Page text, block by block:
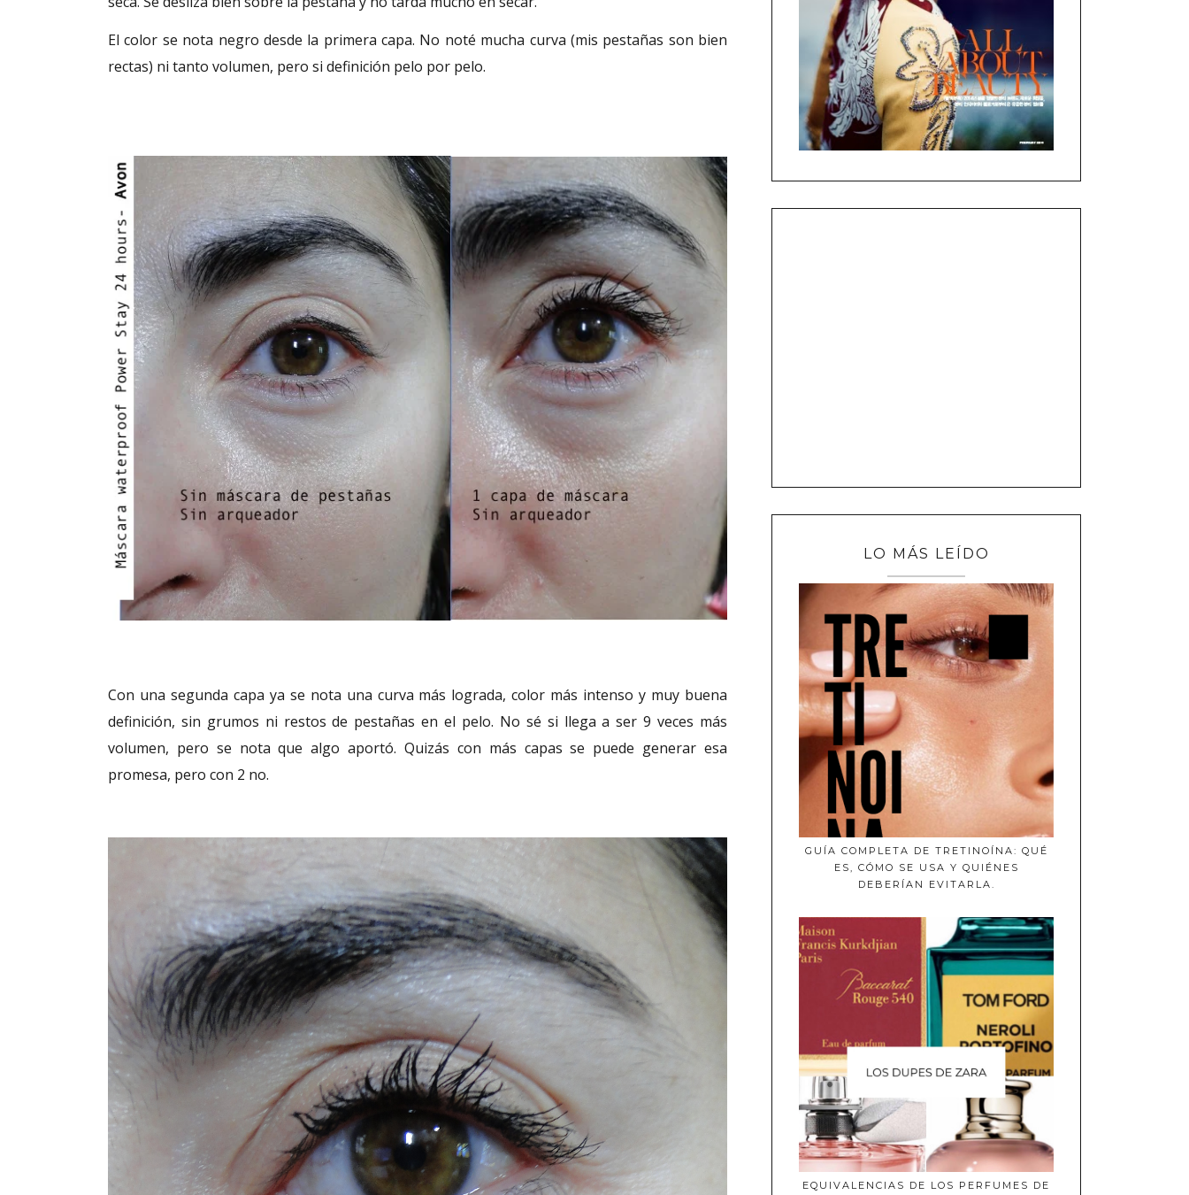
El color se nota negro desde la primera capa. No noté mucha curva (mis pestañas son bien
rectas) ni tanto volumen, pero si definición pelo por pelo.
Con una segunda capa ya se nota una curva más lograda, color más intenso y muy buena
definición, sin grumos ni restos de pestañas en el pelo. No sé si llega a ser 9 veces más
volumen, pero se nota que algo aportó. Quizás con más capas se puede generar esa
promesa, pero con 2 no.
LO MÁS LEÍDO
GUÍA COMPLETA DE TRETINOÍNA: QUÉ
ES, CÓMO SE USA Y QUIÉNES
DEBERÍAN EVITARLA.
EQUIVALENCIAS DE LOS PERFUMES DE